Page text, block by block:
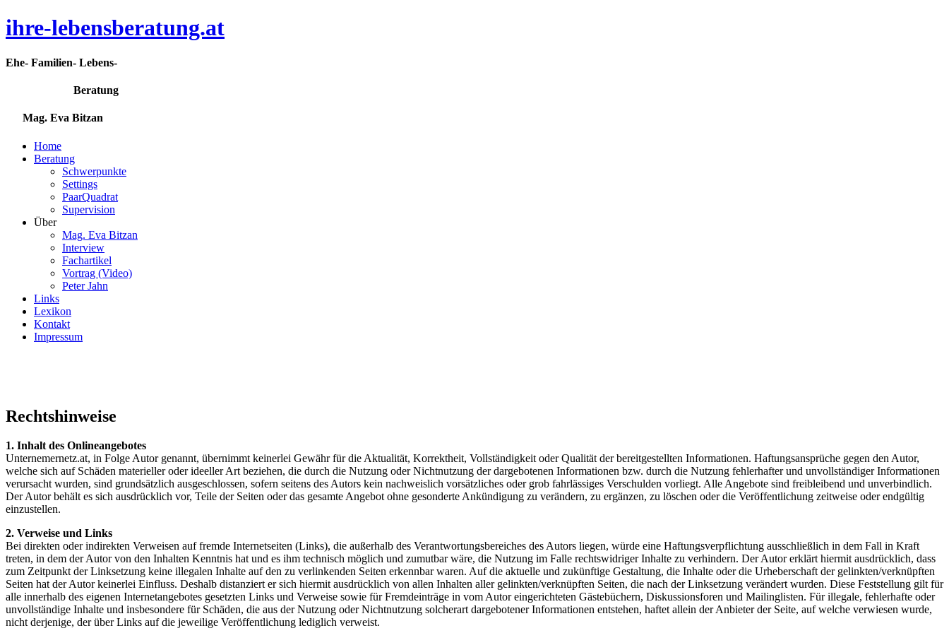
ihre-lebensberatung.at
Ehe- Familien- Lebens-
Beratung
Mag. Eva Bitzan
Home
Beratung
Schwerpunkte
Settings
PaarQuadrat
Supervision
Über
Mag. Eva Bitzan
Interview
Fachartikel
Vortrag (Video)
Peter Jahn
Links
Lexikon
Kontakt
Impressum
Rechtshinweise
1. Inhalt des Onlineangebotes
Unternemernetz.at, in Folge Autor genannt, übernimmt keinerlei Gewähr für die Aktualität, Korrektheit, Vollständigkeit oder Qualität der bereitgestellten Informationen. Haftungsansprüche gegen den Autor,
welche sich auf Schäden materieller oder ideeller Art beziehen, die durch die Nutzung oder Nichtnutzung der dargebotenen Informationen bzw. durch die Nutzung fehlerhafter und unvollständiger Informationen
verursacht wurden, sind grundsätzlich ausgeschlossen, sofern seitens des Autors kein nachweislich vorsätzliches oder grob fahrlässiges Verschulden vorliegt. Alle Angebote sind freibleibend und unverbindlich.
Der Autor behält es sich ausdrücklich vor, Teile der Seiten oder das gesamte Angebot ohne gesonderte Ankündigung zu verändern, zu ergänzen, zu löschen oder die Veröffentlichung zeitweise oder endgültig
einzustellen.
2. Verweise und Links
Bei direkten oder indirekten Verweisen auf fremde Internetseiten (Links), die außerhalb des Verantwortungsbereiches des Autors liegen, würde eine Haftungsverpflichtung ausschließlich in dem Fall in Kraft
treten, in dem der Autor von den Inhalten Kenntnis hat und es ihm technisch möglich und zumutbar wäre, die Nutzung im Falle rechtswidriger Inhalte zu verhindern. Der Autor erklärt hiermit ausdrücklich, dass
zum Zeitpunkt der Linksetzung keine illegalen Inhalte auf den zu verlinkenden Seiten erkennbar waren. Auf die aktuelle und zukünftige Gestaltung, die Inhalte oder die Urheberschaft der gelinkten/verknüpften
Seiten hat der Autor keinerlei Einfluss. Deshalb distanziert er sich hiermit ausdrücklich von allen Inhalten aller gelinkten/verknüpften Seiten, die nach der Linksetzung verändert wurden. Diese Feststellung gilt für
alle innerhalb des eigenen Internetangebotes gesetzten Links und Verweise sowie für Fremdeinträge in vom Autor eingerichteten Gästebüchern, Diskussionsforen und Mailinglisten. Für illegale, fehlerhafte oder
unvollständige Inhalte und insbesondere für Schäden, die aus der Nutzung oder Nichtnutzung solcherart dargebotener Informationen entstehen, haftet allein der Anbieter der Seite, auf welche verwiesen wurde,
nicht derjenige, der über Links auf die jeweilige Veröffentlichung lediglich verweist.